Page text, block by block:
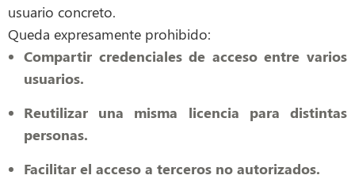
usuario concreto.
Queda expresamente prohibido:
Compartir credenciales de acceso entre varios
usuarios.
Reutilizar una misma licencia para distintas
personas.
Facilitar el acceso a terceros no autorizados.